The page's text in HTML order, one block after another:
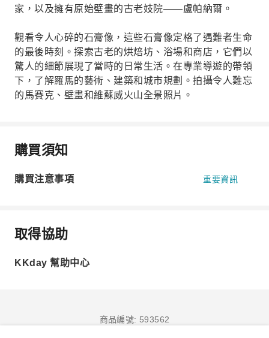
家，以及擁有原始壁畫的古老妓院——盧帕納爾。
觀看令人心碎的石膏像，這些石膏像定格了遇難者生命
的最後時刻。探索古老的烘焙坊、浴場和商店，它們以
驚人的細節展現了當時的日常生活。在專業導遊的帶領
下，了解羅馬的藝術、建築和城市規劃。拍攝令人難忘
的馬賽克、壁畫和維蘇威火山全景照片。
購買須知
購買注意事項 重要資訊
取得協助
KKday 幫助中心
商品編號: 593562